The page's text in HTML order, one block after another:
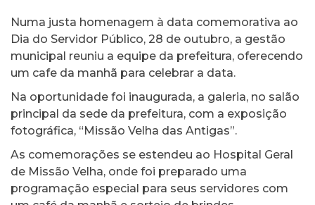
Numa justa homenagem à data comemorativa ao
Dia do Servidor Público, 28 de outubro, a gestão
municipal reuniu a equipe da prefeitura, oferecendo
um cafe da manhã para celebrar a data.
Na oportunidade foi inaugurada, a galeria, no salão
principal da sede da prefeitura, com a exposição
fotográfica, “Missão Velha das Antigas”.
As comemorações se estendeu ao Hospital Geral
de Missão Velha, onde foi preparado uma
programação especial para seus servidores com